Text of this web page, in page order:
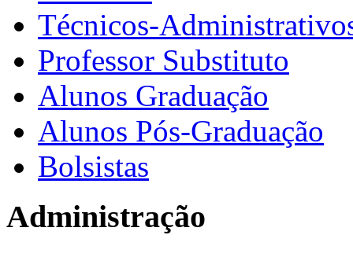
Técnicos-
Professor Substituto
Alunos Graduação
Alunos Pós-Graduação
Bolsistas
Administração